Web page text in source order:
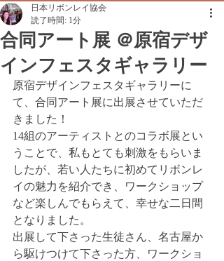
合同アート展 ＠原宿デザ
インフェスタギャラリー
日本リボンレイ協会
読了時間: 1分
原宿デザインフェスタギャラリーに
て、合同アート展に出展させていただ
きました！
14組のアーティストとのコラボ展とい
うことで、私もとても刺激をもらいま
したが、若い人たちに初めてリボンレ
イの魅力を紹介でき、ワークショップ
など楽しんでもらえて、幸せな二日間
となりました。
出展して下さった生徒さん、名古屋か
ら駆けつけて下さった方、ワークショ